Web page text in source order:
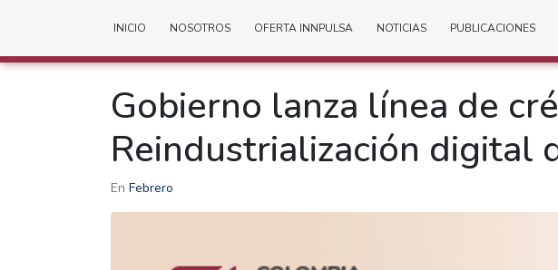
INICIO NOSOTROS OFERTA INNPULSA NOTICIAS PUBLICACIONES
Gobierno lanza línea de
Reindustrialización digital
En Febrero